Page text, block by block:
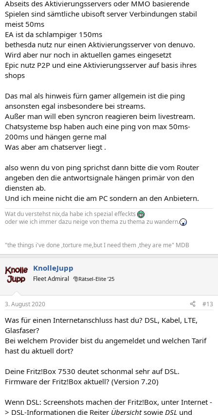
Abseits des Aktivierungsservers oder MMO basierende
Spielen sind sämtliche ubisoft server Verbindungen stabil
meist 50ms
EA ist da schlampiger 150ms
bethesda nutz nur einen Aktivierungsserver von denuvo.
Wird aber nur noch in aktuellen games eingesetzt
Epic nutz P2P und eine Aktivierungsserver auf basis ihres
shops
Das mal als hinweis fürn gamer allgemein ist die ping
ansonsten egal insbesondere bei streams.
Außer man will eben syncron reagieren beim livestream.
Chatsysteme bsp haben auch eine ping von max 50ms-
200ms und hängen gerne mal
Was aber am chatserver liegt .
also wenn du von ping sprichst dann bitte die vom Router
angeben den die antwortsignale hängen primär von den
diensten ab.
Und ich meine nicht die am PC sondern an den Anbietern.
Wat du verstehst nix,da habe ich spezial effeckts
oder wie ich immer dazu neige von thema zu thema zu wandern.
"the things i've done ,torture me,but I need them ,they are me" MDB
KnolleJupp
Fleet Admiral 🎅Rätsel-Elite ’25
3. August 2020 #13
Was für einen Internetanschluss hast du? DSL, Kabel, LTE,
Glasfaser?
Bei welchem Provider bist du angemeldet und welchen Tarif
hast du aktuell dort?
Deine Fritz!Box 7530 deutet schonmal sehr auf DSL.
Firmware der Fritz!Box aktuell? (Version 7.20)
Wenn DSL: Screenshots machen der Fritz!Box, unter Internet -
> DSL-Informationen die Reiter Übersichtsowie DSL und